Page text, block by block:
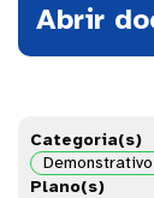
Abrir
Categoria(s)
Plano(s)